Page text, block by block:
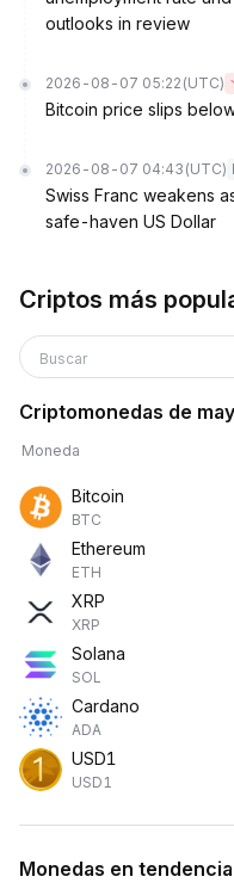
outlooks in review
2026-08-07 05:22 (UTC)
Bitcoin price slips
2026-08-07 04:43 (UTC)
Swiss Franc weakens
safe-haven US Dollar
Criptos más
Buscar
Criptomonedas de
Moneda
Bitcoin
BTC
Ethereum
ETH
XRP
XRP
Solana
SOL
Cardano
ADA
USD1
USD1
Monedas en tendencia